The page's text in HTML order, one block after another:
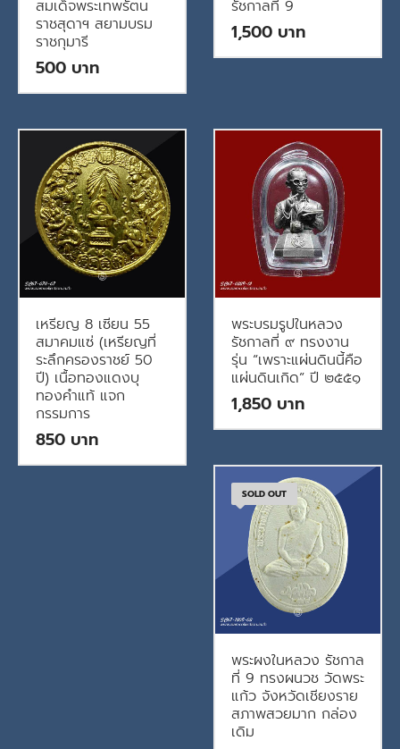
สมเด็จพระเทพรัตน
ราชสุดาฯ สยามบรม
ราชกุมารี
500
รัชกาลที่ 9
1,500
เหรียญ 8 เซียน 55
สมาคมแซ่ (เหรียญที่
ระลึกครองราชย์ 50
ปี) เนื้อทองแดงบุ
ทองคำแท้ แจก
กรรมการ
850
พระบรมรูปในหลวง
รัชกาลที่ ๙ ทรงงาน
รุ่น “เพราะแผ่นดินนี้คือ
แผ่นดินเกิด” ปี ๒๕๕๑
1,850
SOLD OUT
พระผงในหลวง รัชกาล
ที่ 9 ทรงผนวช วัดพระ
แก้ว จังหวัดเชียงราย
สภาพสวยมาก กล่อง
เดิม